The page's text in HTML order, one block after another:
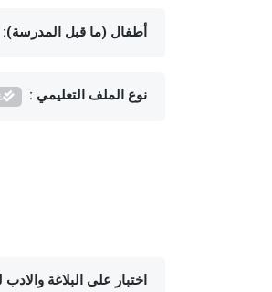
أطفال (ما قبل المدرسة):
نوع الملف التعليمي :
اختبار على البلاغة والادب